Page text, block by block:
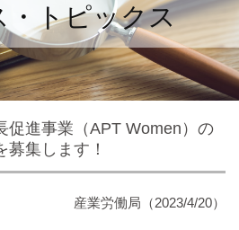
・トピックス
促進事業（APT Women）の
集します！
産業労働局（2023/4/20）